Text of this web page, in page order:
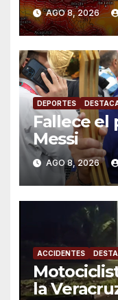
AGO 8, 2026
DEPORTES
Fallece el
Messi
AGO 8, 2026
ACCIDENTES
la